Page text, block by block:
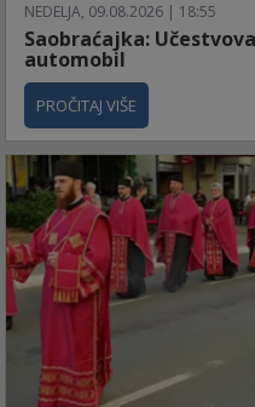
NEDELJA, 09.08.2026 | 18:55
Saobraćajka:
automobil
PROČITAJ VIŠE